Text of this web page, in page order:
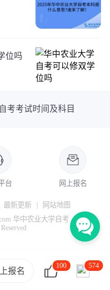
位吗
考考试时间及科目
台 网上报名
最新更新 |
网站地图
华中农业大学自考
报名
100 574